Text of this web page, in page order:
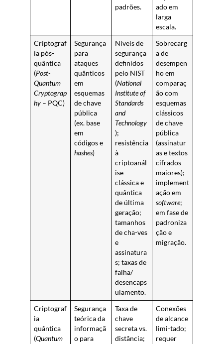
padrões.
ado em
larga
escala.
Criptograf
ia pós-
quântica
(Post-
Quantum
Cryptograp
hy– PQC)
Segurança
para
ataques
quânticos
em
esquemas
de chave
pública
(ex. base
em
códigos e
hashes)
Níveis de
segurança
definidos
pelo NIST
(National
Institute of
Standards
and
Technology
);
resistência
à
criptoanál
ise
clássica e
quântica
de última
geração;
tamanhos
de cha-ves
e
assinatura
s; taxas de
falha/
desencaps
ulamento.
Sobrecarg
a de
desempen
ho em
comparaç
ão com
esquemas
clássicos
de chave
pública
(assinatur
as e textos
cifrados
maiores);
implement
ação em
software;
em fase de
padroniza
ção e
migração.
Criptograf
ia
quântica
(Quantum
Segurança
teórica da
informaçã
o para
Taxa de
chave
secreta vs.
distância;
Conexões
de alcance
limi-tado;
requer